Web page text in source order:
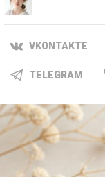
VKONTAKTE
TELEGRAM